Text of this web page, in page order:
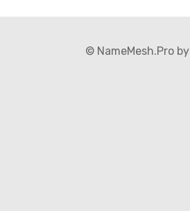
© NameMesh.Pro by